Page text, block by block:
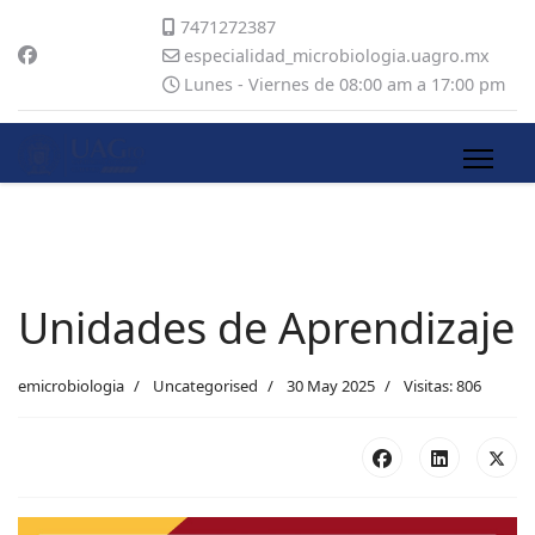
7471272387
especialidad_microbiologia.uagro.mx
Lunes - Viernes de 08:00 am a 17:00 pm
Unidades de Aprendizaje
emicrobiologia Uncategorised 30 May 2025 Visitas: 806